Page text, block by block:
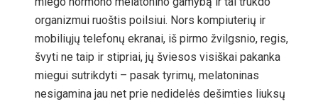
organizmui ruoštis poilsiui. Nors kompiuterių ir
mobiliųjų telefonų ekranai, iš pirmo žvilgsnio, regis,
švyti ne taip ir stipriai, jų šviesos visiškai pakanka
miegui sutrikdyti – pasak tyrimų, melatoninas
nesigamina jau net prie nedidelės dešimties liuksų